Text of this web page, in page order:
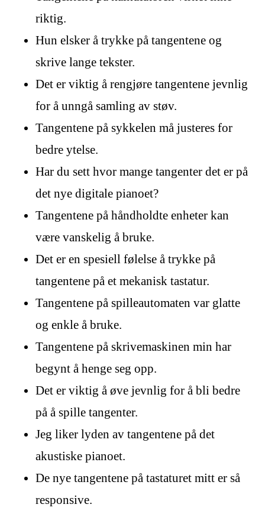
riktig.
Hun elsker å trykke på tangentene og
skrive lange tekster.
Det er viktig å rengjøre tangentene jevnlig
for å unngå samling av støv.
Tangentene på sykkelen må justeres for
bedre ytelse.
Har du sett hvor mange tangenter det er på
det nye digitale pianoet?
Tangentene på håndholdte enheter kan
være vanskelig å bruke.
Det er en spesiell følelse å trykke på
tangentene på et mekanisk tastatur.
Tangentene på spilleautomaten var glatte
og enkle å bruke.
Tangentene på skrivemaskinen min har
begynt å henge seg opp.
Det er viktig å øve jevnlig for å bli bedre
på å spille tangenter.
Jeg liker lyden av tangentene på det
akustiske pianoet.
De nye tangentene på tastaturet mitt er så
responsive.